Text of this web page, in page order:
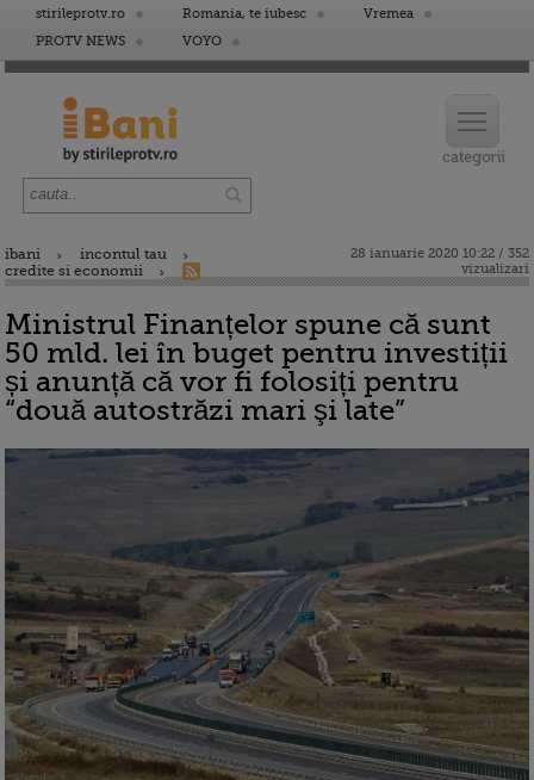
stirileprotv.ro Romania, te iubesc
Vremea
PROTV NEWS
VOYO
ibani
incontul tau
credite si economii
28 ianuarie 2020 10:22 / 352
vizualizari
Ministrul Finanțelor spune că sunt
50 mld. lei în buget pentru investiții
și anunță că vor fi folosiți pentru
“două autostrăzi mari şi late”